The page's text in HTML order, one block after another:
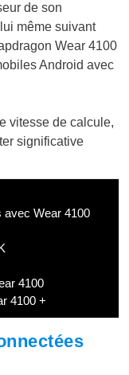
de son
même suivant
Wear 4100
Android avec
vitesse de calcule,
significative
avec Wear 4100
4100
4100 +